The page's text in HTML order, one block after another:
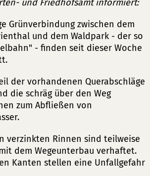
und Friedhofsamt informiert:
Grünverbindung zwischen dem
und dem Waldpark - der so
- finden seit dieser Woche
der vorhandenen Querabschläge
die schräg über den Weg
zum Abfließen von
verzinkten Rinnen sind teilweise
dem Wegeunterbau verhaftet.
Kanten stellen eine Unfallgefahr